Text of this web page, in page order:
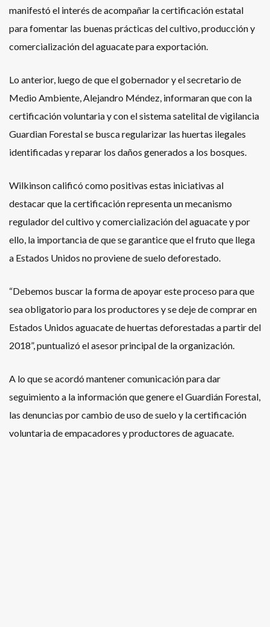
manifestó el interés de acompañar la certificación estatal
para fomentar las buenas prácticas del cultivo, producción y
comercialización del aguacate para exportación.
Lo anterior, luego de que el gobernador y el secretario de
Medio Ambiente, Alejandro Méndez, informaran que con la
certificación voluntaria y con el sistema satelital de vigilancia
Guardian Forestal se busca regularizar las huertas ilegales
identificadas y reparar los daños generados a los bosques.
Wilkinson calificó como positivas estas iniciativas al
destacar que la certificación representa un mecanismo
regulador del cultivo y comercialización del aguacate y por
ello, la importancia de que se garantice que el fruto que llega
a Estados Unidos no proviene de suelo deforestado.
“Debemos buscar la forma de apoyar este proceso para que
sea obligatorio para los productores y se deje de comprar en
Estados Unidos aguacate de huertas deforestadas a partir del
2018”, puntualizó el asesor principal de la organización.
A lo que se acordó mantener comunicación para dar
seguimiento a la información que genere el Guardián Forestal,
las denuncias por cambio de uso de suelo y la certificación
voluntaria de empacadores y productores de aguacate.